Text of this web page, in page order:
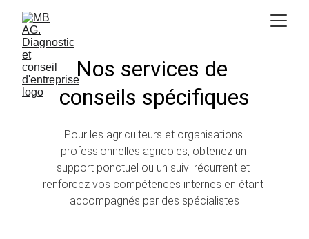
Nos services de
conseils spécifiques
Pour les agriculteurs et organisations
professionnelles agricoles, obtenez un
support ponctuel ou un suivi récurrent et
renforcez vos compétences internes en étant
accompagnés par des spécialistes